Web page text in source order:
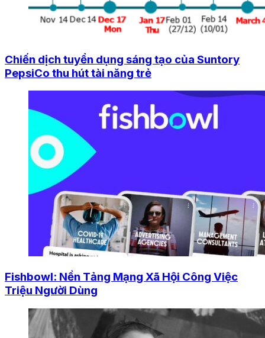
Chiến dịch tuyển dụng sáng tạo của Suntory
PepsiCo thu hút tài năng trẻ
Fishbowl: Nền Tảng Mạng Xã Hội Công Việc
Triệu Người Dùng